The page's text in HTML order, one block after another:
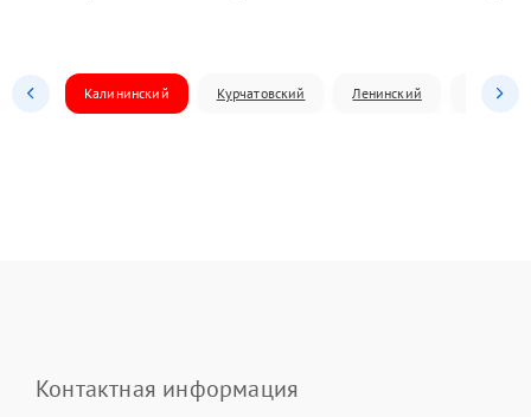
Калининский Курчатовский Ленинский
Контактная информация